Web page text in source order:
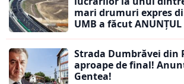
mari drumuri expres
UMB a făcut ANUNȚUL
Strada Dumbrăvei din
aproape de final!
Gentea!